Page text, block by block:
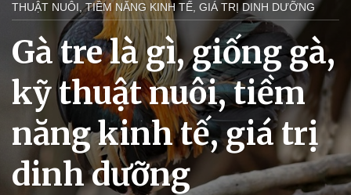
THUẬT NUÔI, TIỀM NĂNG KINH TẾ, GIÁ TRỊ DINH DƯỠNG
Gà tre là gì, giống gà,
kỹ thuật nuôi, tiềm
năng kinh tế, giá trị
dinh dưỡng